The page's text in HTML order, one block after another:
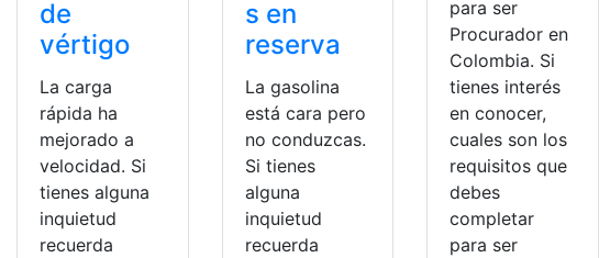
de
vértigo
La carga
rápida ha
mejorado a
velocidad. Si
tienes alguna
inquietud
recuerda
s en
reserva
La gasolina
está cara pero
no conduzcas.
Si tienes
alguna
inquietud
recuerda
para ser
Procurador en
Colombia. Si
tienes interés
en conocer,
cuales son los
requisitos que
debes
completar
para ser